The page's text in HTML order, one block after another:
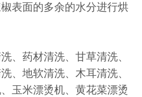
表面的多余的水分进行烘
、药材清洗、甘草清洗、
、地软清洗、木耳清洗、
玉米漂烫机、黄花菜漂烫